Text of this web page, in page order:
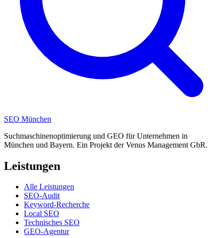
SEO München
Suchmaschinenoptimierung und GEO für Unternehmen in
München und Bayern. Ein Projekt der Venus Management GbR.
Leistungen
Alle Leistungen
SEO-Audit
Keyword-Recherche
Local SEO
Technisches SEO
GEO-Agentur